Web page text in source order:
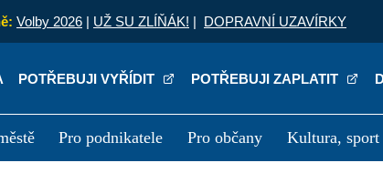
Volby 2026 | UŽ SU ZLÍŇÁK! | DOPRAVNÍ UZAVÍRKY
POTŘEBUJI VYŘÍDIT POTŘEBUJI ZAPLATIT
Pro podnikatele Pro občany Kultura, sport